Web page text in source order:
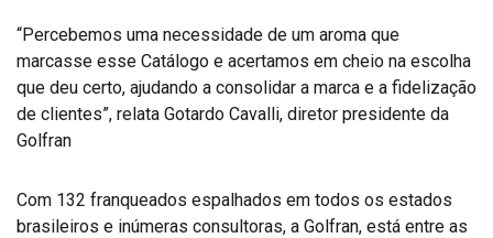
“Percebemos uma necessidade de um aroma que
marcasse esse Catálogo e acertamos em cheio na escolha
que deu certo, ajudando a consolidar a marca e a fidelização
de clientes”, relata Gotardo Cavalli, diretor presidente da
Golfran
Com 132 franqueados espalhados em todos os estados
brasileiros e inúmeras consultoras, a Golfran, está entre as